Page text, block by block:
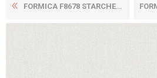
FORMICA F8678 STARCHED PAPE...